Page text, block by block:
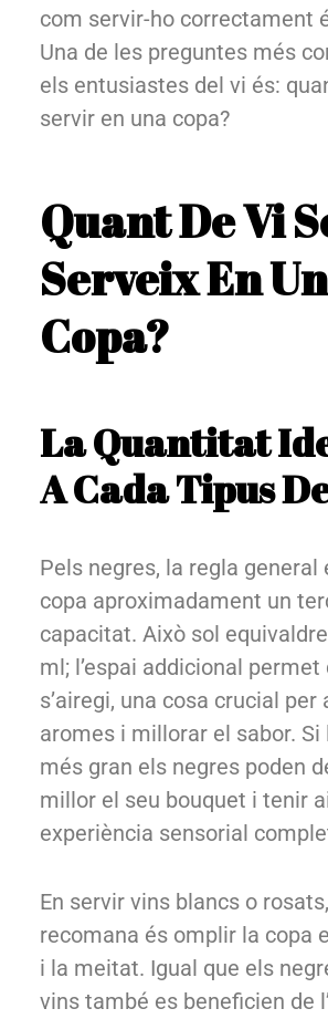
com servir-ho correctament
Una de les preguntes més
els entusiastes del vi és:
servir en una copa?
Quant De Vi
Serveix En
Copa?
La Quantitat
A Cada Tipus
Pels negres, la regla general
copa aproximadament un
capacitat. Això sol
ml; l’espai addicional permet
s’airegi, una cosa crucial
aromes i millorar el sabor. Si
més gran els negres poden
millor el seu bouquet i tenir
experiència sensorial
En servir vins blancs o
recomana és omplir la copa
i la meitat. Igual que els
vins també es beneficien de